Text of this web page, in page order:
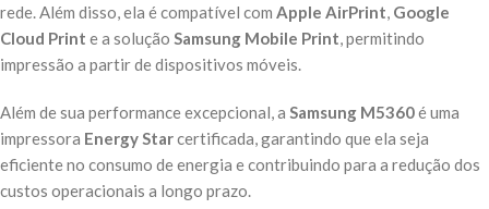
rede. Além disso, ela é compatível com Apple AirPrint, Google
Cloud Print e a solução Samsung Mobile Print, permitindo
impressão a partir de dispositivos móveis.
Além de sua performance excepcional, a Samsung M5360é uma
impressora Energy Starcertificada, garantindo que ela seja
eficiente no consumo de energia e contribuindo para a redução dos
custos operacionais a longo prazo.